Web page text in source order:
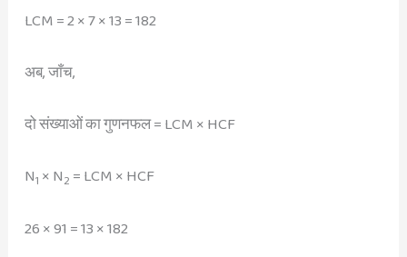
LCM = 2 × 7 × 13 = 182
अब, जाँच,
दो संख्याओं का गुणनफल = LCM × HCF
N1 × N2 = LCM × HCF
26 × 91 = 13 × 182